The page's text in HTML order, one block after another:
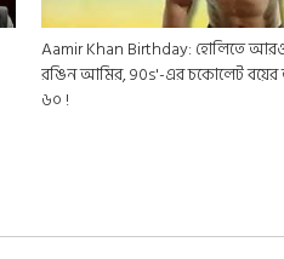
Aamir Khan Birthday: হোলিতে
রঙিন আমির, 90s'-এর চকোলেট
৬০ !